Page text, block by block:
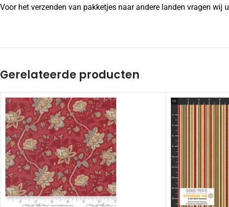
Voor het verzenden van pakketjes naar andere landen vragen wij
Gerelateerde producten